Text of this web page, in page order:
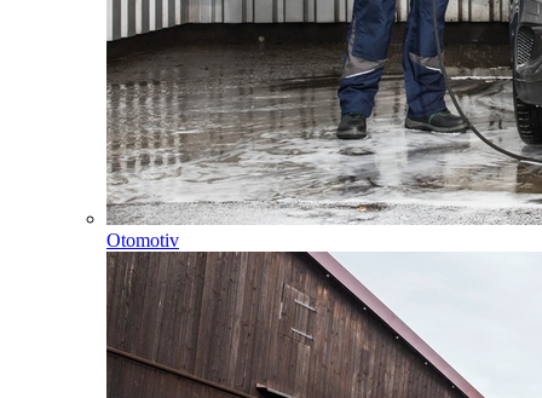
Otomotiv